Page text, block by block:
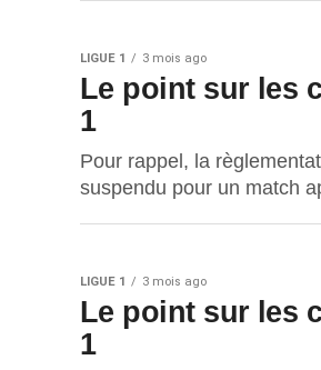
LIGUE 1 3 mois ago
Le point sur les
1
Pour rappel, la
suspendu pour un match
LIGUE 1 3 mois ago
Le point sur les
1